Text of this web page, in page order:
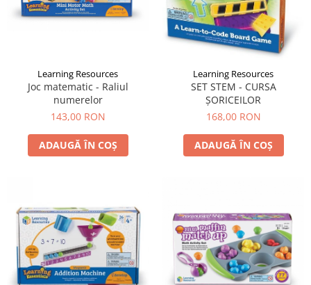
Learning Resources
Joc matematic - Raliul
numerelor
143,00 RON
ADAUGĂ ÎN COȘ
Learning Resources
SET STEM - CURSA
ȘORICEILOR
168,00 RON
ADAUGĂ ÎN COȘ